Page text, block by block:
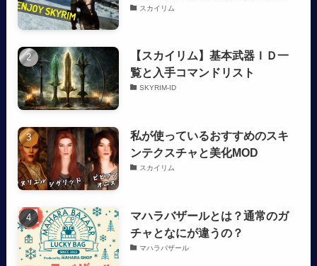
スカイリム
【スカイリム】基本武器ＩＤ一
覧と入手コマンドリスト
SKYRIM-ID
私が使っているおすすめのスキ
ンテクスチャと美化MOD
スカイリム
マハラバザールとは？通常のガ
チャとなにが違うの？
マハラバザール